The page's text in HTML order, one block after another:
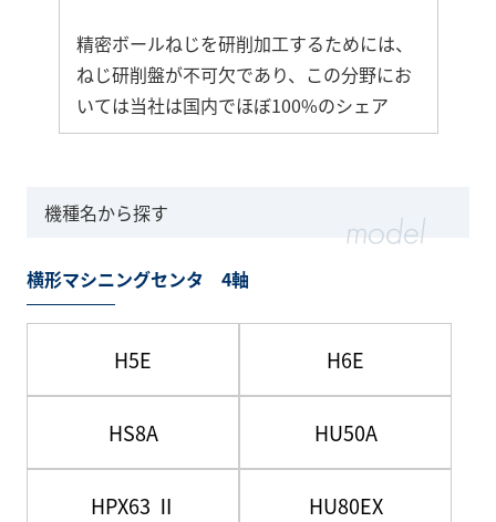
精密ボールねじを研削加工するためには、
ねじ研削盤が不可欠であり、この分野にお
いては当社は国内でほぼ100%のシェア
機種名から探す
横形マシニングセンタ 4軸
H5E H6E
HS8A HU50A
HPX63 Ⅱ HU80EX